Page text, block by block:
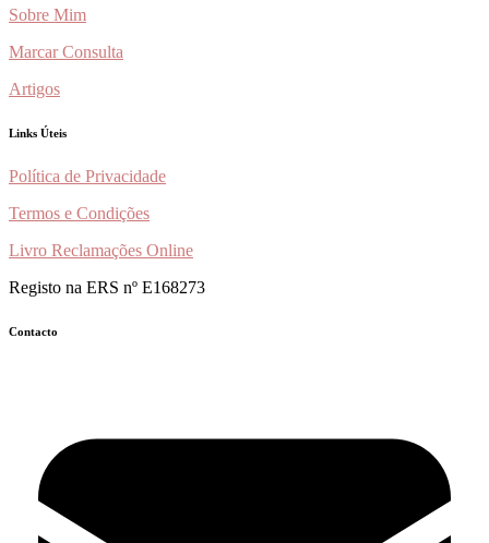
Sobre Mim
Marcar Consulta
Artigos
Links Úteis
Política de Privacidade
Termos e Condições
Livro Reclamações Online
Registo na ERS nº E168273
Contacto